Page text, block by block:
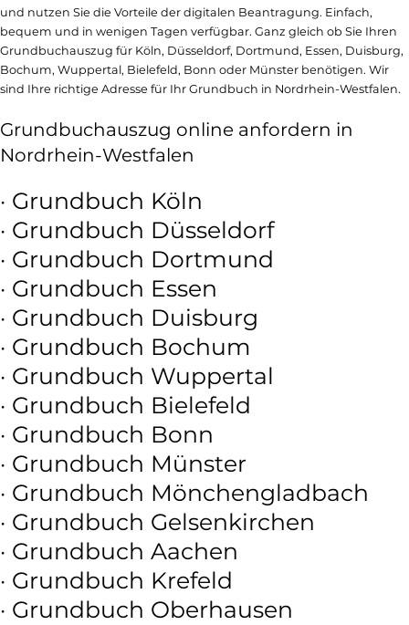
und nutzen Sie die Vorteile der digitalen Beantragung. Einfach,
bequem und in wenigen Tagen verfügbar. Ganz gleich ob Sie Ihren
Grundbuchauszug für Köln, Düsseldorf, Dortmund, Essen, Duisburg,
Bochum, Wuppertal, Bielefeld, Bonn oder Münster benötigen. Wir
sind Ihre richtige Adresse für Ihr Grundbuch in Nordrhein-Westfalen.
Grundbuchauszug online anfordern in
Nordrhein-Westfalen
· Grundbuch Köln
· Grundbuch Düsseldorf
· Grundbuch Dortmund
· Grundbuch Essen
· Grundbuch Duisburg
· Grundbuch Bochum
· Grundbuch Wuppertal
· Grundbuch Bielefeld
· Grundbuch Bonn
· Grundbuch Münster
· Grundbuch Mönchengladbach
· Grundbuch Gelsenkirchen
· Grundbuch Aachen
· Grundbuch Krefeld
· Grundbuch Oberhausen